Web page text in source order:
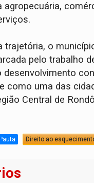
agropecuária,
trajetória, o
pelo trabalho
desenvolvimento
como uma das
Central de
Direito ao